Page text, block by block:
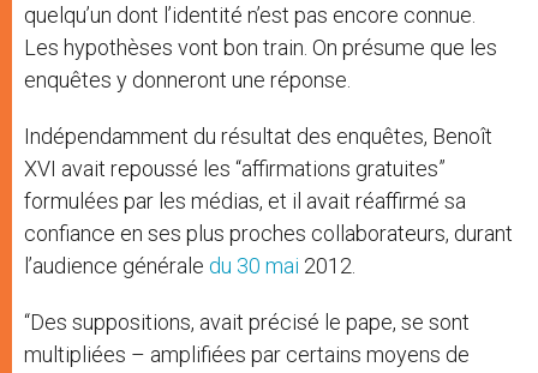
quelqu’un dont l’identité n’est pas encore connue.
Les hypothèses vont bon train. On présume que les
enquêtes y donneront une réponse.
Indépendamment du résultat des enquêtes, Benoît
XVI avait repoussé les “affirmations gratuites”
formulées par les médias, et il avait réaffirmé sa
confiance en ses plus proches collaborateurs, durant
l’audience générale du 30 mai 2012.
“Des suppositions, avait précisé le pape, se sont
multipliées – amplifiées par certains moyens de